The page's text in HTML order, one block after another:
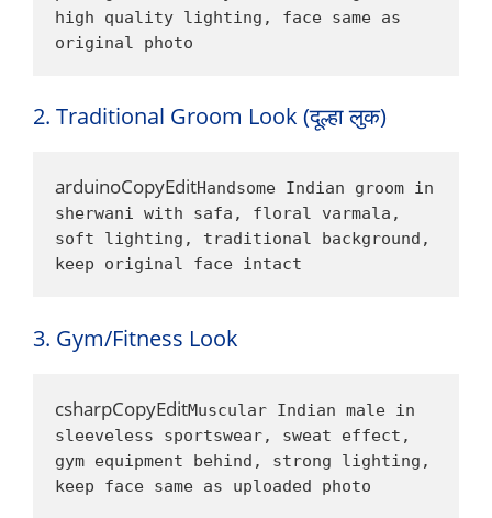
high quality lighting, face same as
original photo
2. Traditional Groom Look (दूल्हा लुक)
arduinoCopyEditHandsome Indian groom in
sherwani with safa, floral varmala,
soft lighting, traditional background,
keep original face intact
3. Gym/Fitness Look
csharpCopyEditMuscular Indian male in
sleeveless sportswear, sweat effect,
gym equipment behind, strong lighting,
keep face same as uploaded photo